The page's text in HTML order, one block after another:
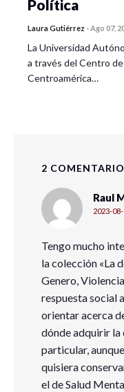
Política
Laura Gutiérrez -Ago 07,
La Universidad
a través del Centro
Centroamérica…
2
Raul
2023-
Tengo mucho
la colección «La
Genero,
respuesta social
orientar acerca
dónde adquirir la
particular,
quisiera
el de Salud